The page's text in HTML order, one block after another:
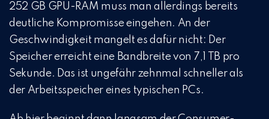
252 GB GPU-RAM muss man allerdings bereits
deutliche Kompromisse eingehen. An der
Geschwindigkeit mangelt es dafür nicht: Der
Speicher erreicht eine Bandbreite von 7,1 TB pro
Sekunde. Das ist ungefähr zehnmal schneller als
der Arbeitsspeicher eines typischen PCs.